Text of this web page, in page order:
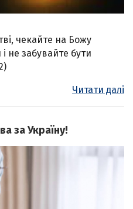
чекайте на Божу
не забувайте бути
Читати далі
за Україну!